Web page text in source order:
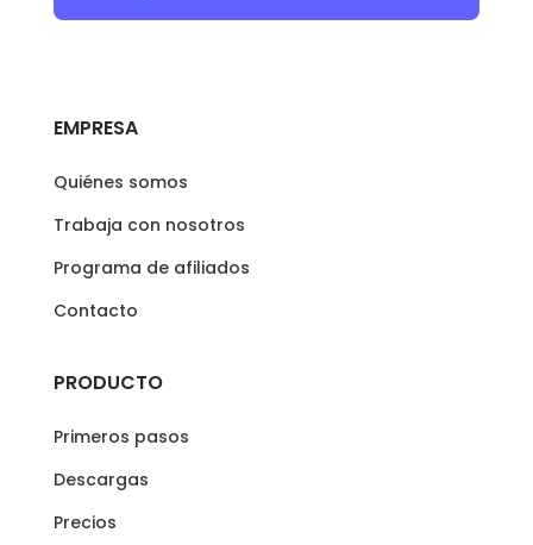
EMPRESA
Quiénes somos
Trabaja con nosotros
Programa de afiliados
Contacto
PRODUCTO
Primeros pasos
Descargas
Precios